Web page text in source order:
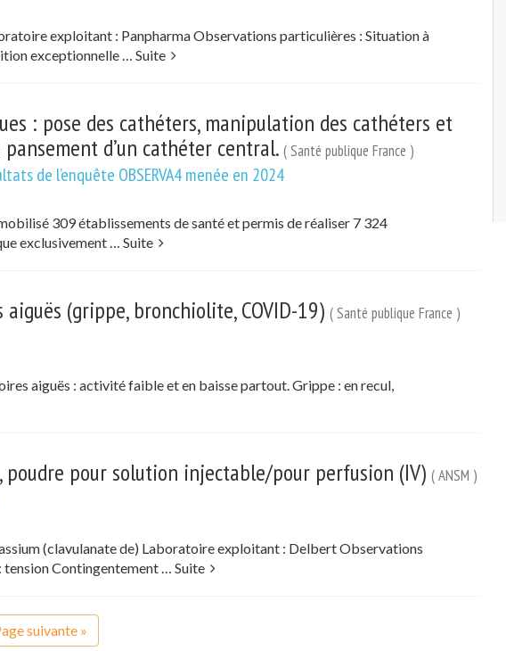
exploitant : Panpharma Observations particulières : Situation à
exceptionnelle … Suite
: pose des cathéters, manipulation des cathéters et
d’un cathéter central. ( Santé publique France )
de l’enquête OBSERVA4 menée en 2024
309 établissements de santé et permis de réaliser 7 324
exclusivement … Suite
(grippe, bronchiolite, COVID-19) ( Santé publique France )
aiguës : activité faible et en baisse partout. Grippe : en recul,
pour solution injectable/pour perfusion (IV) ( ANSM )
(clavulanate de) Laboratoire exploitant : Delbert Observations
Contingentement … Suite
suivante »